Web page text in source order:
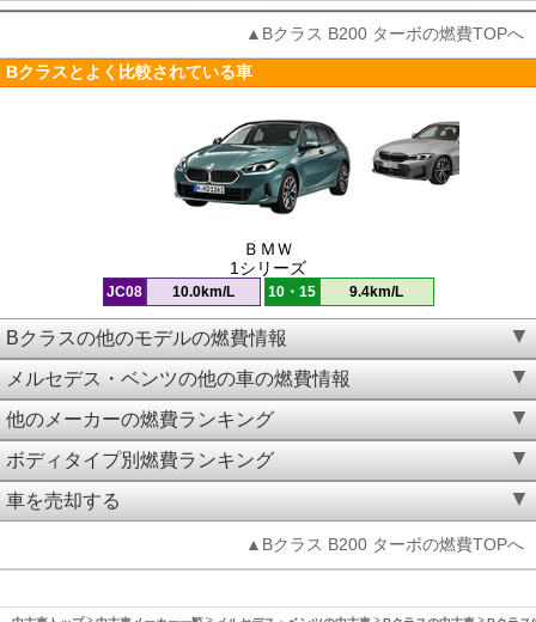
▲Bクラス B200 ターボの燃費TOPへ
Bクラスとよく比較されている車
ＢＭＷ
1シリーズ
JC08 10.0km/L 10・15 9.4km/L
Bクラスの他のモデルの燃費情報
メルセデス・ベンツの他の車の燃費情報
他のメーカーの燃費ランキング
ボディタイプ別燃費ランキング
車を売却する
▲Bクラス B200 ターボの燃費TOPへ